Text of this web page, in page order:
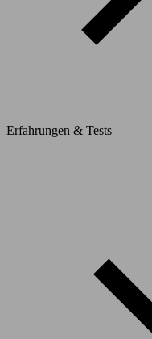
Erfahrungen & Tests